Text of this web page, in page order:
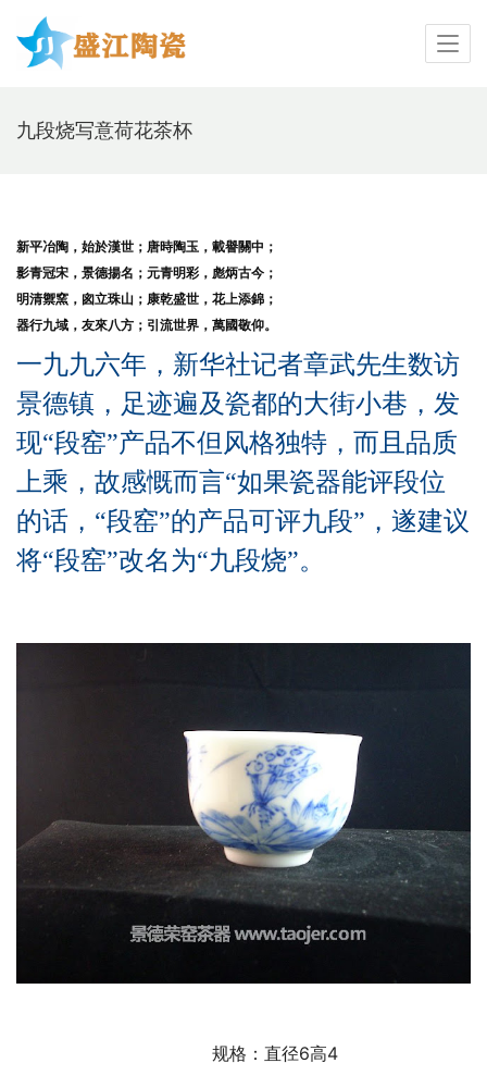
九段烧写意荷花茶杯
新平冶陶，始於漢世；唐時陶玉，載譽關中；
影青冠宋，景德揚名；元青明彩，彪炳古今；
明清禦窯，囪立珠山；康乾盛世，花上添錦；
器行九域，友來八方；引流世界，萬國敬仰。
一九九六年，新华社记者章武先生数访
景德镇，足迹遍及瓷都的大街小巷，发
现“段窑”产品不但风格独特，而且品质
上乘，故感慨而言“如果瓷器能评段位
的话，“段窑”的产品可评九段”，遂建议
将“段窑”改名为“九段烧”。
规格：直径6高4